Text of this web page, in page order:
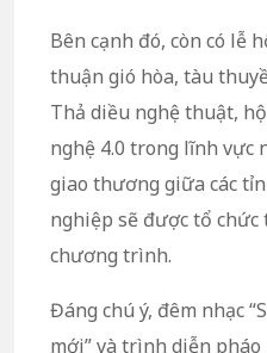
Bên cạnh đó, còn có lễ
thuận gió hòa, tàu
Thả diều nghệ thuật,
nghệ 4.0 trong lĩnh vực
giao thương giữa các
nghiệp sẽ được tổ
chương trình.
Đáng chú ý, đêm nhạc
mới” và trình diễn